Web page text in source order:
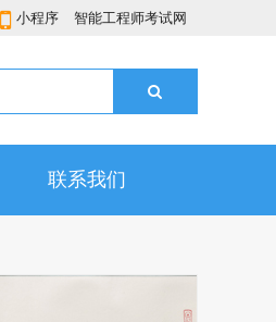
小程序 智能工程师考试网
联系我们